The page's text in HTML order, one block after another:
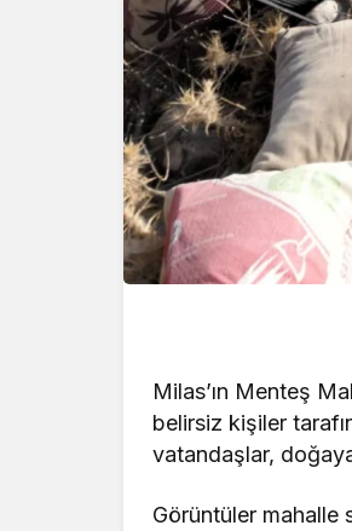
Milas’ın Menteş
belirsiz kişiler
vatandaşlar,
Görüntüler mahalle